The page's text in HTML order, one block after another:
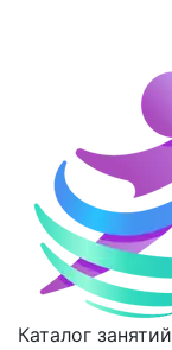
Каталог занятий